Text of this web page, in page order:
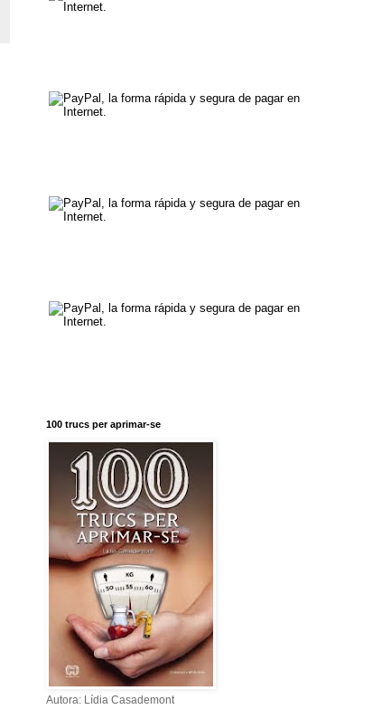
100 trucs per aprimar-se
Autora: Lídia Casademont